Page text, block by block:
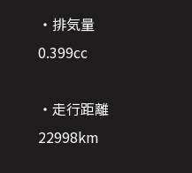
・排気量
0.399cc
・走行距離
22998km